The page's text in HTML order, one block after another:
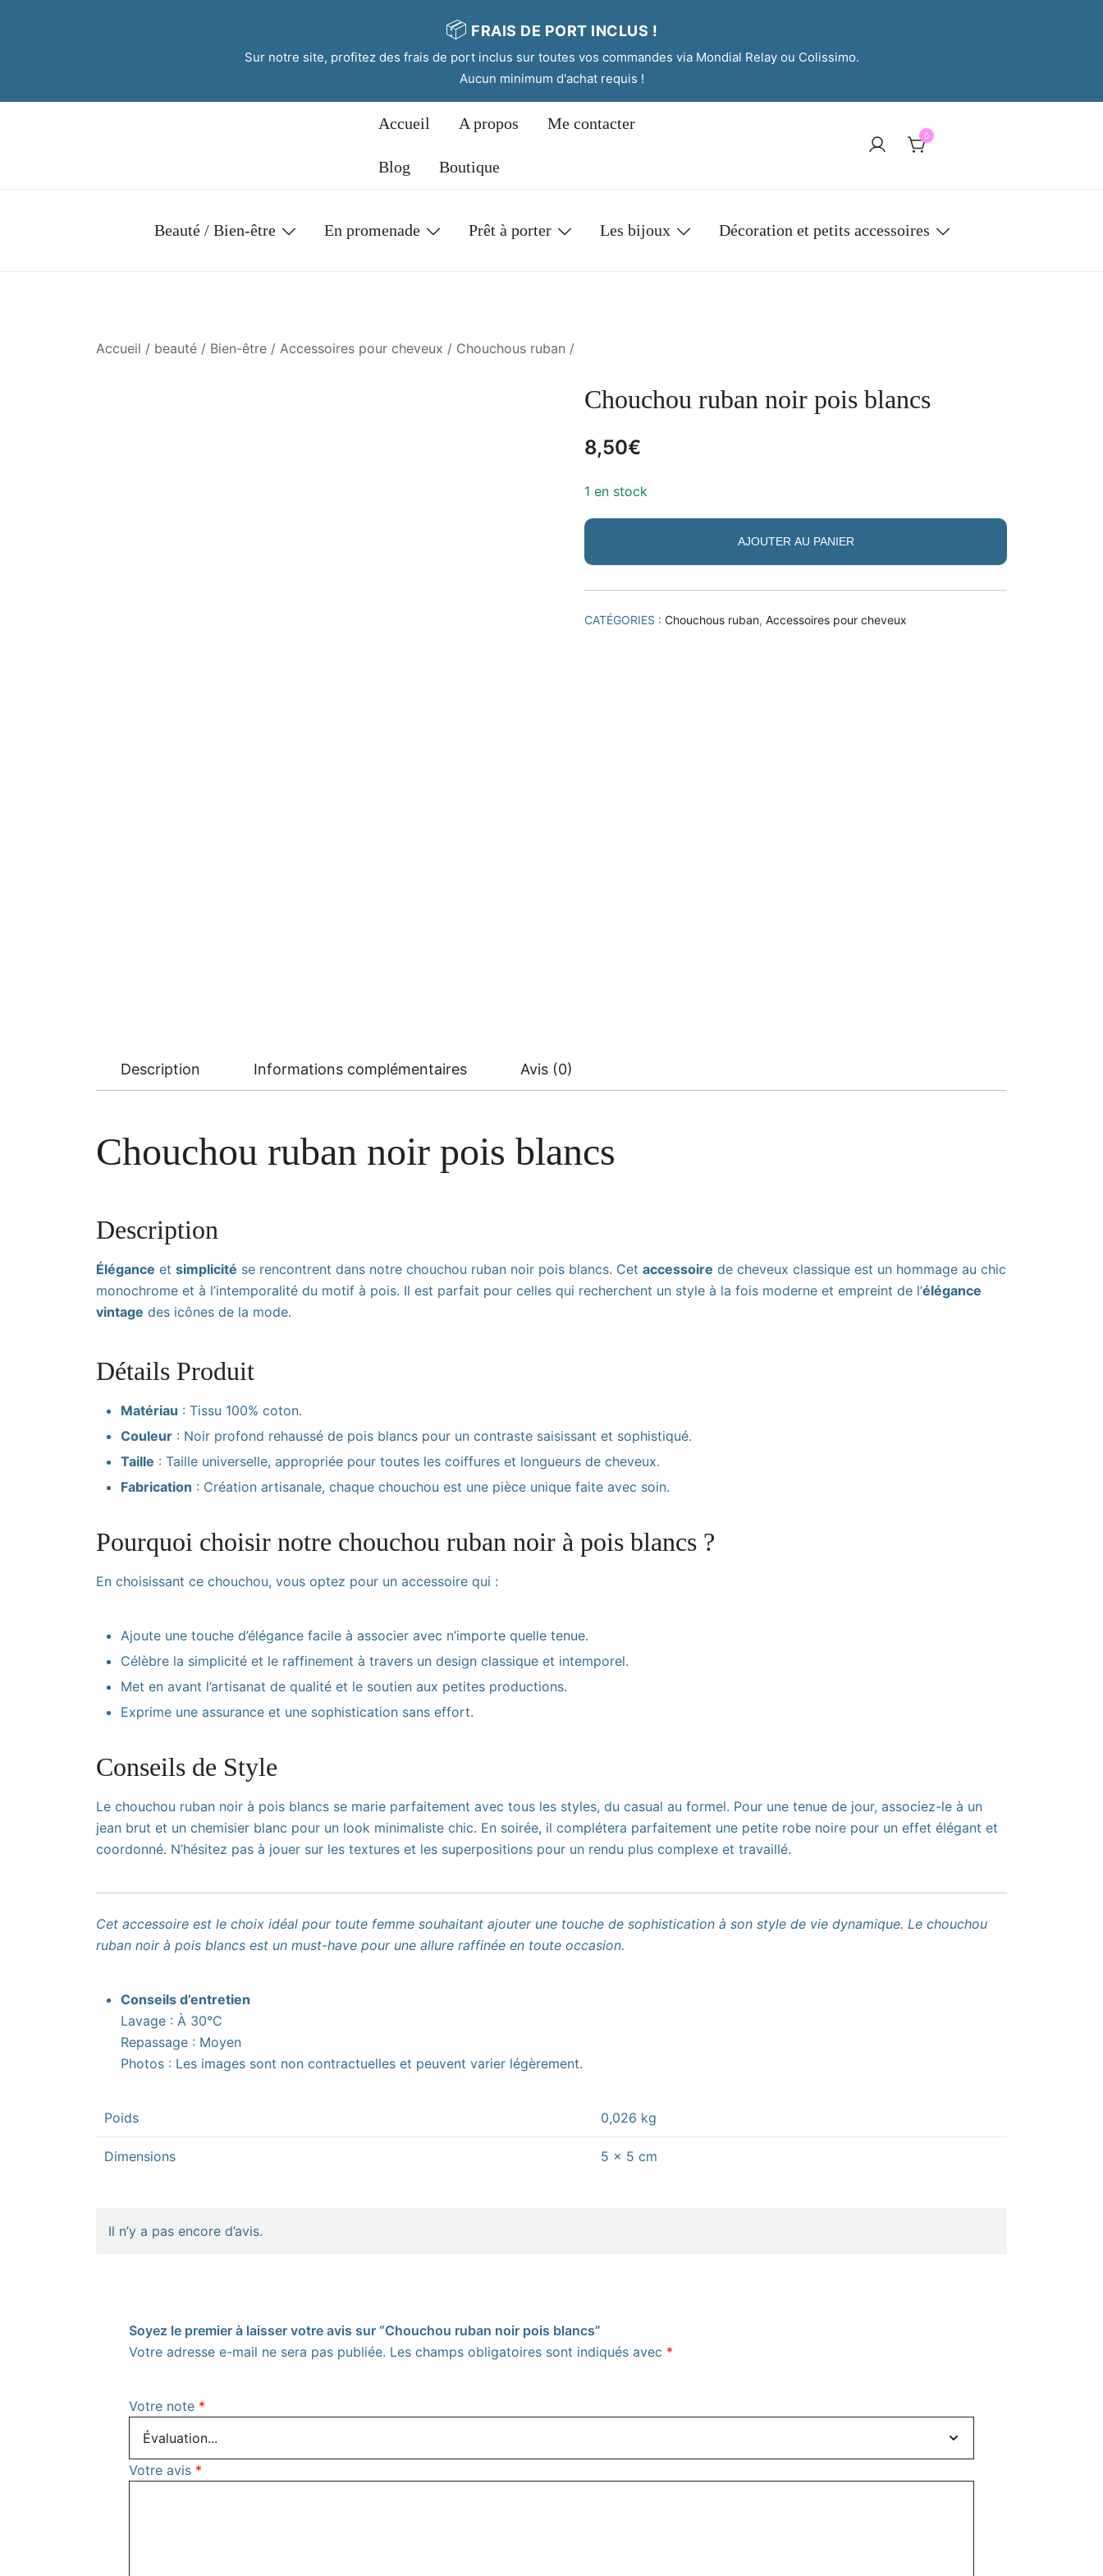
📦 FRAIS DE PORT INCLUS !
Sur notre site, profitez des frais de port inclus sur toutes vos commandes via Mondial Relay ou Colissimo.
Aucun minimum d'achat requis !
Accueil A propos Me contacter
Blog Boutique
0
Beauté / Bien-être En promenade Prêt à porter Les bijoux Décoration et petits accessoires
Accueil / beauté / Bien-être / Accessoires pour cheveux / Chouchous ruban /
Chouchou ruban noir pois blancs
8,50€
1 en stock
AJOUTER AU PANIER
CATÉGORIES : Chouchous ruban, Accessoires pour cheveux
Description Informations complémentaires Avis (0)
Chouchou ruban noir pois blancs
Description
Élégance et simplicité se rencontrent dans notre chouchou ruban noir pois blancs. Cet accessoire de cheveux classique est un hommage au chic
monochrome et à l’intemporalité du motif à pois. Il est parfait pour celles qui recherchent un style à la fois moderne et empreint de l’élégance
vintage des icônes de la mode.
Détails Produit
Matériau : Tissu 100% coton.
Couleur : Noir profond rehaussé de pois blancs pour un contraste saisissant et sophistiqué.
Taille : Taille universelle, appropriée pour toutes les coiffures et longueurs de cheveux.
Fabrication : Création artisanale, chaque chouchou est une pièce unique faite avec soin.
Pourquoi choisir notre chouchou ruban noir à pois blancs ?
En choisissant ce chouchou, vous optez pour un accessoire qui :
Ajoute une touche d’élégance facile à associer avec n’importe quelle tenue.
Célèbre la simplicité et le raffinement à travers un design classique et intemporel.
Met en avant l’artisanat de qualité et le soutien aux petites productions.
Exprime une assurance et une sophistication sans effort.
Conseils de Style
Le chouchou ruban noir à pois blancs se marie parfaitement avec tous les styles, du casual au formel. Pour une tenue de jour, associez-le à un
jean brut et un chemisier blanc pour un look minimaliste chic. En soirée, il complétera parfaitement une petite robe noire pour un effet élégant et
coordonné. N’hésitez pas à jouer sur les textures et les superpositions pour un rendu plus complexe et travaillé.
Cet accessoire est le choix idéal pour toute femme souhaitant ajouter une touche de sophistication à son style de vie dynamique. Le chouchou
ruban noir à pois blancs est un must-have pour une allure raffinée en toute occasion.
Conseils d’entretien
Lavage : À 30°C
Repassage : Moyen
Photos : Les images sont non contractuelles et peuvent varier légèrement.
Poids 0,026 kg
Dimensions 5 × 5 cm
Il n’y a pas encore d’avis.
Soyez le premier à laisser votre avis sur “Chouchou ruban noir pois blancs”
Votre adresse e-mail ne sera pas publiée. Les champs obligatoires sont indiqués avec *
Votre note *
Votre avis *